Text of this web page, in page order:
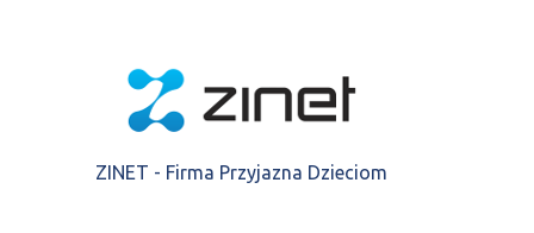
ZINET - Firma Przyjazna Dzieciom